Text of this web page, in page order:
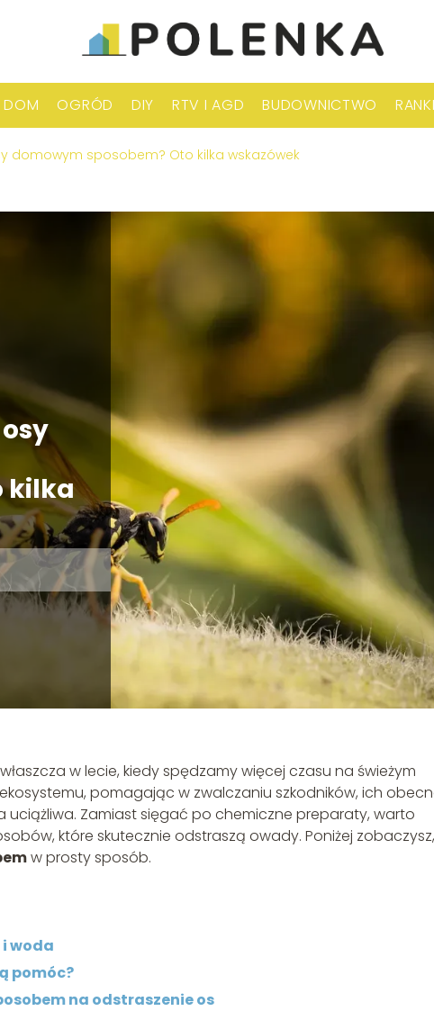
DOM OGRÓD DIY RTV I AGD BUDOWNICTWO
domowym sposobem? Oto kilka wskazówek
kilka
w lecie, kiedy spędzamy więcej czasu na świeżym
pomagając w zwalczaniu szkodników, ich
Zamiast sięgać po chemiczne preparaty, warto
które skutecznie odstraszą owady. Poniżej zobaczysz,
w prosty sposób.
i woda
pomóc?
na odstraszenie os